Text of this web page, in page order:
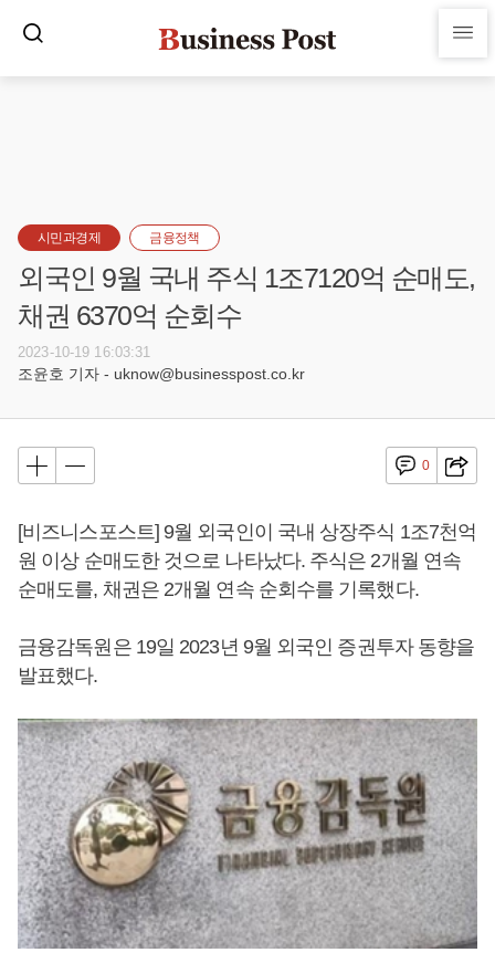
시민과경제 금융정책
외국인 9월 국내 주식 1조7120억 순매도,
채권 6370억 순회수
2023-10-19 16:03:31
조윤호 기자 - uknow@businesspost.co.kr
0
[비즈니스포스트] 9월 외국인이 국내 상장주식 1조7천억
원 이상 순매도한 것으로 나타났다. 주식은 2개월 연속
순매도를, 채권은 2개월 연속 순회수를 기록했다.
금융감독원은 19일 2023년 9월 외국인 증권투자 동향을
발표했다.